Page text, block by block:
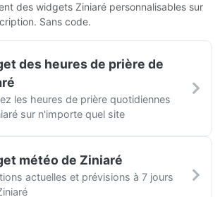
des widgets Ziniaré personnalisables sur
Sans code.
des heures de prière de
les heures de prière quotidiennes
sur n'importe quel site
météo de Ziniaré
actuelles et prévisions à 7 jours